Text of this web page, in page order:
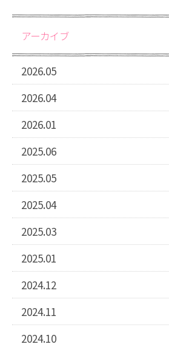
アーカイブ
2026.05
2026.04
2026.01
2025.06
2025.05
2025.04
2025.03
2025.01
2024.12
2024.11
2024.10